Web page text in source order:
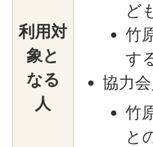
利用対
象と
なる
人
ど
竹
す
協力
竹
と